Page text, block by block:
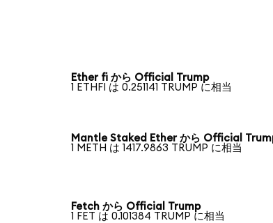
Ether fi から Official Trump
1 ETHFI は 0.251141 TRUMP に相当
Mantle Staked Ether から Official
1 METH は 1417.9863 TRUMP に相当
Fetch から Official Trump
1 FET は 0.101384 TRUMP に相当